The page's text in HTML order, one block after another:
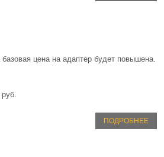
цена на адаптер будет повышена.
ПОДРОБНЕЕ